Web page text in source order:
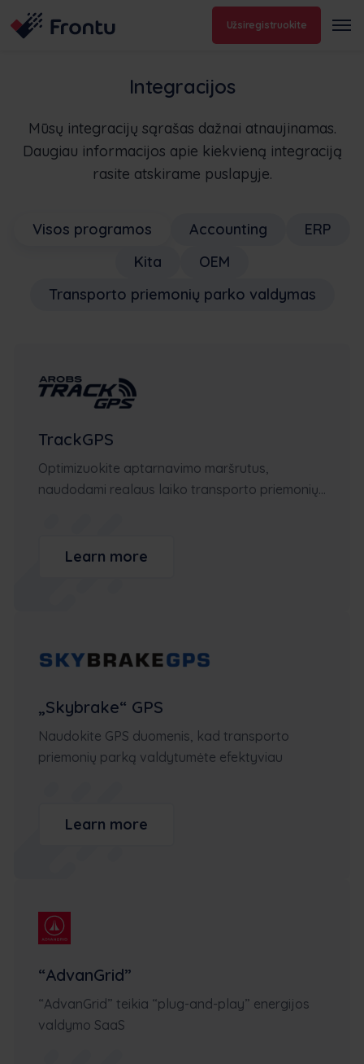
Užsiregistruokite
Integracijos
Mūsų integracijų sąrašas dažnai atnaujinamas.
Daugiau informacijos apie kiekvieną integraciją
rasite atskirame puslapyje.
Visos programos Accounting
ERP
Kita
OEM
Transporto priemonių parko valdymas
TrackGPS
Optimizuokite aptarnavimo maršrutus,
naudodami realaus laiko transporto priemonių...
Learn more
„Skybrake“ GPS
Naudokite GPS duomenis, kad transporto
priemonių parką valdytumėte efektyviau
Learn more
“AdvanGrid”
“AdvanGrid” teikia “plug-and-play” energijos
valdymo SaaS